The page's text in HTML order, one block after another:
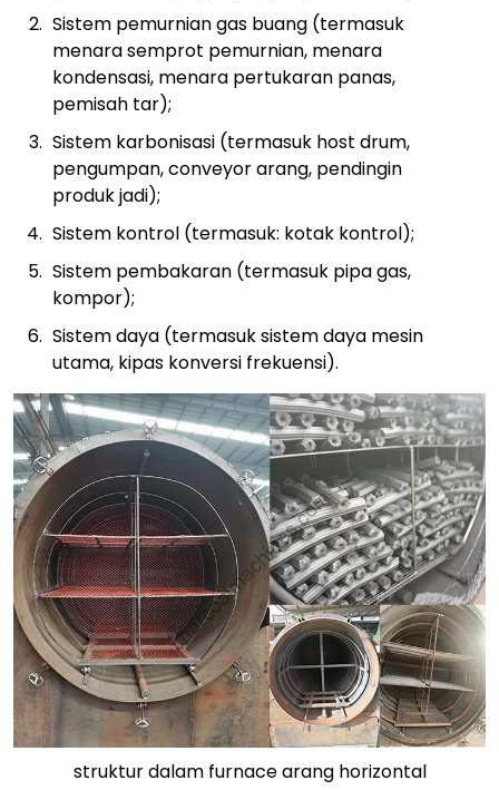
Sistem pemurnian gas buang (termasuk
menara semprot pemurnian, menara
kondensasi, menara pertukaran panas,
pemisah tar);
Sistem karbonisasi (termasuk host drum,
pengumpan, conveyor arang, pendingin
produk jadi);
Sistem kontrol (termasuk: kotak kontrol);
Sistem pembakaran (termasuk pipa gas,
kompor);
Sistem daya (termasuk sistem daya mesin
utama, kipas konversi frekuensi).
struktur dalam furnace arang horizontal